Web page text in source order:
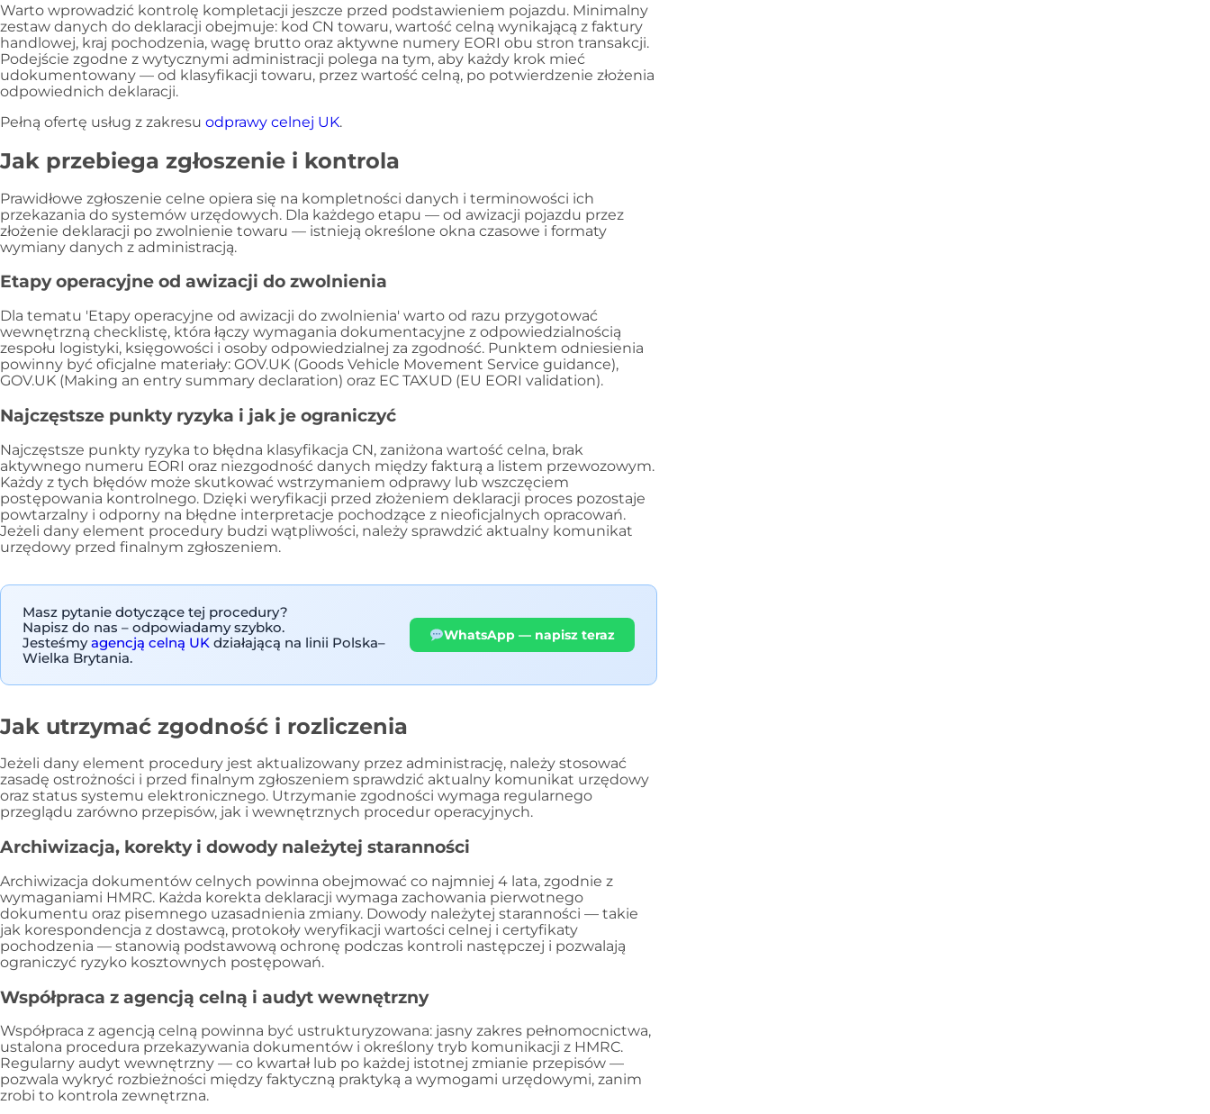
Warto wprowadzić kontrolę kompletacji jeszcze przed podstawieniem pojazdu. Minimalny
zestaw danych do deklaracji obejmuje: kod CN towaru, wartość celną wynikającą z faktury
handlowej, kraj pochodzenia, wagę brutto oraz aktywne numery EORI obu stron transakcji.
Podejście zgodne z wytycznymi administracji polega na tym, aby każdy krok mieć
udokumentowany — od klasyfikacji towaru, przez wartość celną, po potwierdzenie złożenia
odpowiednich deklaracji.
Pełną ofertę usług z zakresu odprawy celnej UK.
Jak przebiega zgłoszenie i kontrola
Prawidłowe zgłoszenie celne opiera się na kompletności danych i terminowości ich
przekazania do systemów urzędowych. Dla każdego etapu — od awizacji pojazdu przez
złożenie deklaracji po zwolnienie towaru — istnieją określone okna czasowe i formaty
wymiany danych z administracją.
Etapy operacyjne od awizacji do zwolnienia
Dla tematu 'Etapy operacyjne od awizacji do zwolnienia' warto od razu przygotować
wewnętrzną checklistę, która łączy wymagania dokumentacyjne z odpowiedzialnością
zespołu logistyki, księgowości i osoby odpowiedzialnej za zgodność. Punktem odniesienia
powinny być oficjalne materiały: GOV.UK (Goods Vehicle Movement Service guidance),
GOV.UK (Making an entry summary declaration) oraz EC TAXUD (EU EORI validation).
Najczęstsze punkty ryzyka i jak je ograniczyć
Najczęstsze punkty ryzyka to błędna klasyfikacja CN, zaniżona wartość celna, brak
aktywnego numeru EORI oraz niezgodność danych między fakturą a listem przewozowym.
Każdy z tych błędów może skutkować wstrzymaniem odprawy lub wszczęciem
postępowania kontrolnego. Dzięki weryfikacji przed złożeniem deklaracji proces pozostaje
powtarzalny i odporny na błędne interpretacje pochodzące z nieoficjalnych opracowań.
Jeżeli dany element procedury budzi wątpliwości, należy sprawdzić aktualny komunikat
urzędowy przed finalnym zgłoszeniem.
Masz pytanie dotyczące tej procedury?
Napisz do nas – odpowiadamy szybko.
Jesteśmyagencją celną UK działającą na linii Polska–
Wielka Brytania.
WhatsApp — napisz teraz
Jak utrzymać zgodność i rozliczenia
Jeżeli dany element procedury jest aktualizowany przez administrację, należy stosować
zasadę ostrożności i przed finalnym zgłoszeniem sprawdzić aktualny komunikat urzędowy
oraz status systemu elektronicznego. Utrzymanie zgodności wymaga regularnego
przeglądu zarówno przepisów, jak i wewnętrznych procedur operacyjnych.
Archiwizacja, korekty i dowody należytej staranności
Archiwizacja dokumentów celnych powinna obejmować co najmniej 4 lata, zgodnie z
wymaganiami HMRC. Każda korekta deklaracji wymaga zachowania pierwotnego
dokumentu oraz pisemnego uzasadnienia zmiany. Dowody należytej staranności — takie
jak korespondencja z dostawcą, protokoły weryfikacji wartości celnej i certyfikaty
pochodzenia — stanowią podstawową ochronę podczas kontroli następczej i pozwalają
ograniczyć ryzyko kosztownych postępowań.
Współpraca z agencją celną i audyt wewnętrzny
Współpraca z agencją celną powinna być ustrukturyzowana: jasny zakres pełnomocnictwa,
ustalona procedura przekazywania dokumentów i określony tryb komunikacji z HMRC.
Regularny audyt wewnętrzny — co kwartał lub po każdej istotnej zmianie przepisów —
pozwala wykryć rozbieżności między faktyczną praktyką a wymogami urzędowymi, zanim
zrobi to kontrola zewnętrzna.